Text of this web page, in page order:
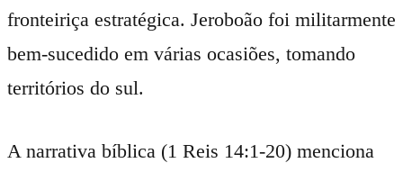
fronteiriça estratégica. Jeroboão foi militarmente
bem-sucedido em várias ocasiões, tomando
territórios do sul.
A narrativa bíblica (1 Reis 14:1-20) menciona